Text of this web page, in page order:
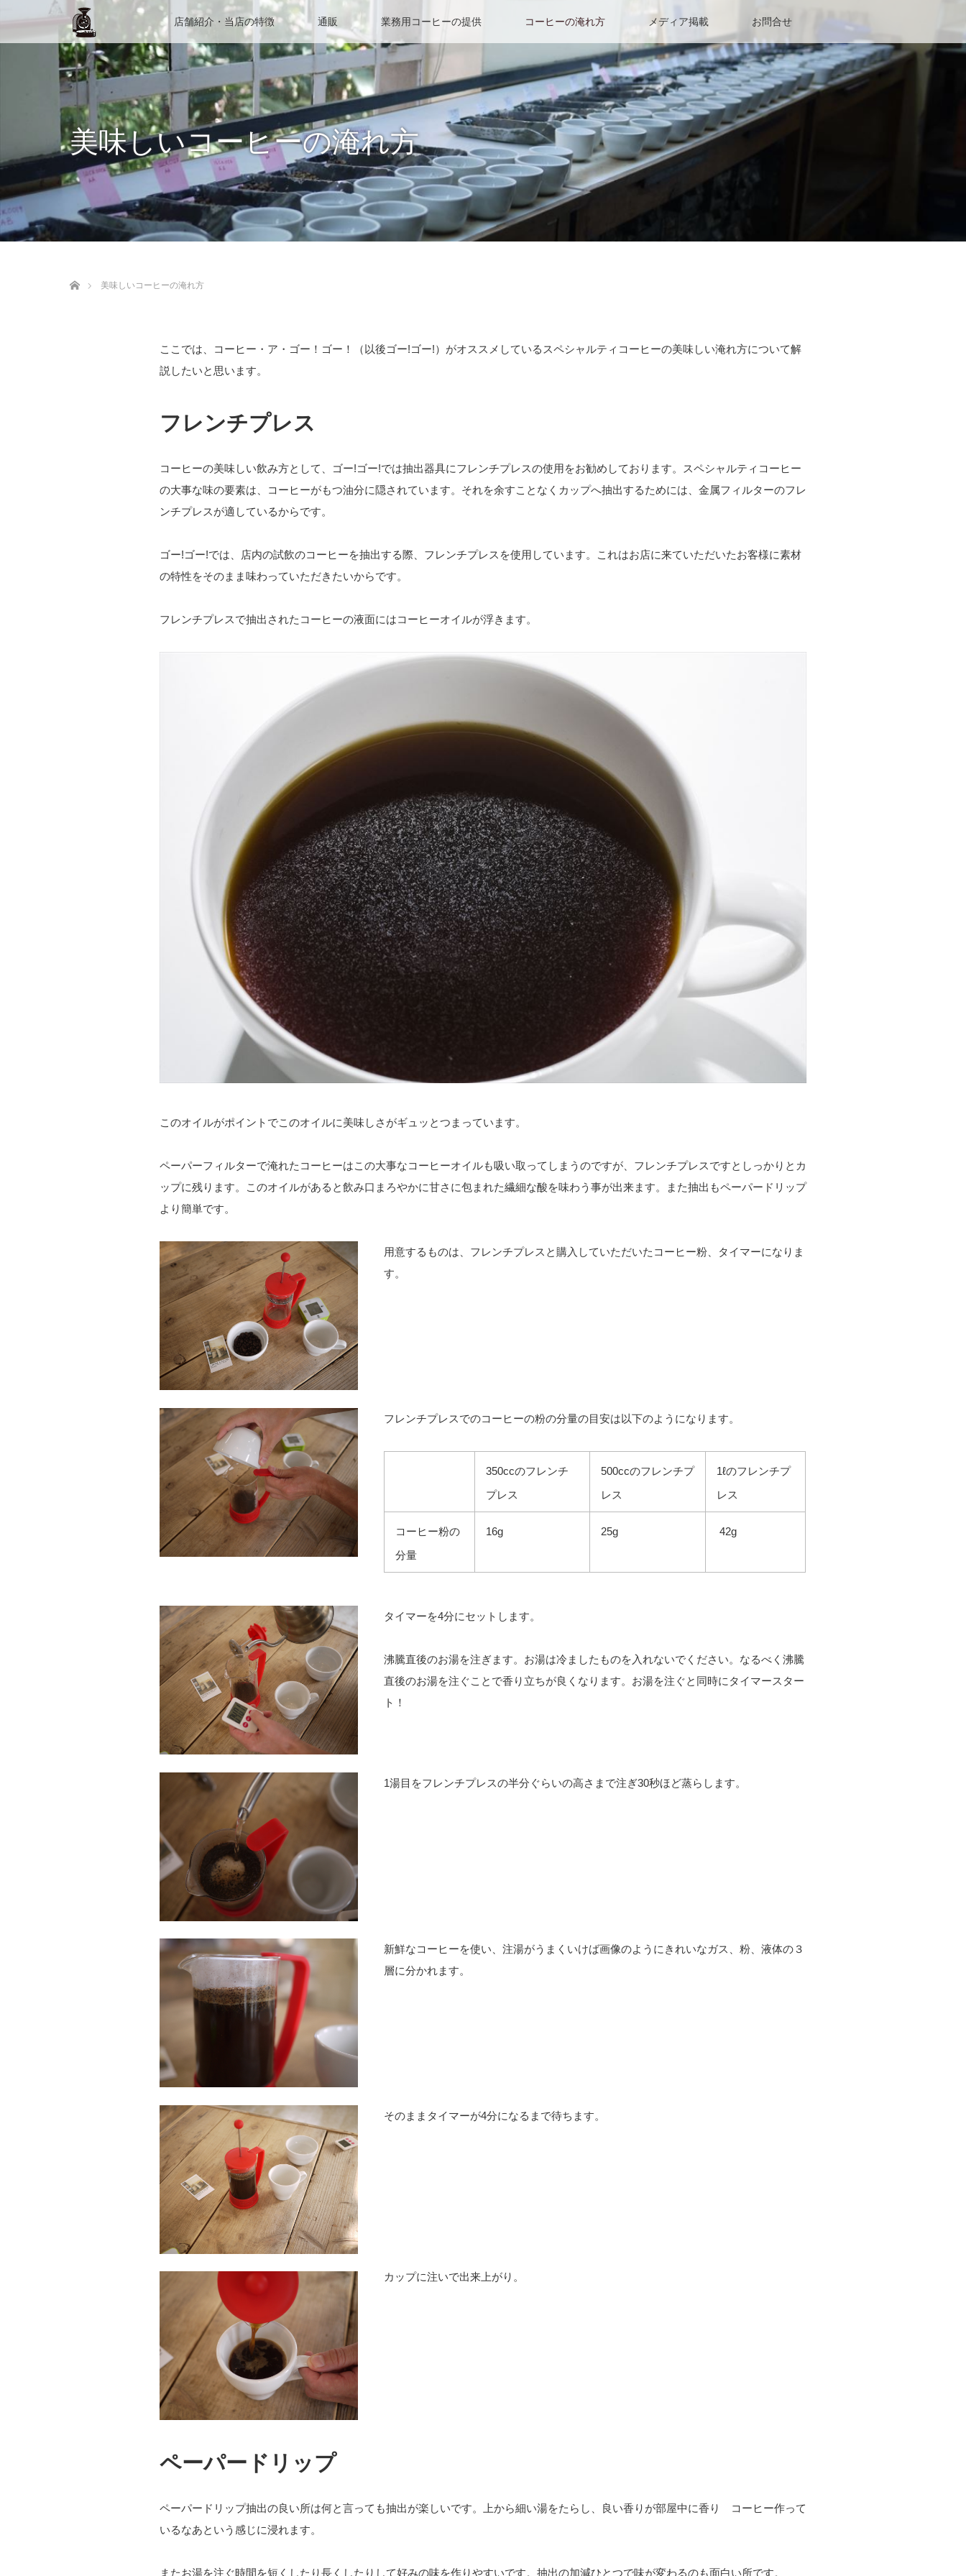
店舗紹介・当店の特徴 通販 業務用コーヒーの提供 コーヒーの淹れ方 メディア掲載 お問合せ
美味しいコーヒーの淹れ方
美味しいコーヒーの淹れ方
ここでは、コーヒー・ア・ゴー！ゴー！（以後ゴー!ゴー!）がオススメしているスペシャルティコーヒーの美味しい淹れ方について解
説したいと思います。
フレンチプレス
コーヒーの美味しい飲み方として、ゴー!ゴー!では抽出器具にフレンチプレスの使用をお勧めしております。スペシャルティコーヒー
の大事な味の要素は、コーヒーがもつ油分に隠されています。それを余すことなくカップへ抽出するためには、金属フィルターのフレ
ンチプレスが適しているからです。
ゴー!ゴー!では、店内の試飲のコーヒーを抽出する際、フレンチプレスを使用しています。これはお店に来ていただいたお客様に素材
の特性をそのまま味わっていただきたいからです。
フレンチプレスで抽出されたコーヒーの液面にはコーヒーオイルが浮きます。
このオイルがポイントでこのオイルに美味しさがギュッとつまっています。
ペーパーフィルターで淹れたコーヒーはこの大事なコーヒーオイルも吸い取ってしまうのですが、フレンチプレスですとしっかりとカ
ップに残ります。このオイルがあると飲み口まろやかに甘さに包まれた繊細な酸を味わう事が出来ます。また抽出もペーパードリップ
より簡単です。
用意するものは、フレンチプレスと購入していただいたコーヒー粉、タイマーになりま
す。
フレンチプレスでのコーヒーの粉の分量の目安は以下のようになります。
350ccのフレンチ
プレス
500ccのフレンチプ
レス
1ℓのフレンチプ
レス
コーヒー粉の
分量
16g 25g 42g
タイマーを4分にセットします。
沸騰直後のお湯を注ぎます。お湯は冷ましたものを入れないでください。なるべく沸騰
直後のお湯を注ぐことで香り立ちが良くなります。お湯を注ぐと同時にタイマースター
ト！
1湯目をフレンチプレスの半分ぐらいの高さまで注ぎ30秒ほど蒸らします。
新鮮なコーヒーを使い、注湯がうまくいけば画像のようにきれいなガス、粉、液体の３
層に分かれます。
そのままタイマーが4分になるまで待ちます。
カップに注いで出来上がり。
ペーパードリップ
ペーパードリップ抽出の良い所は何と言っても抽出が楽しいです。上から細い湯をたらし、良い香りが部屋中に香り コーヒー作って
いるなあという感じに浸れます。
またお湯を注ぐ時間を短くしたり長くしたりして好みの味を作りやすいです。抽出の加減ひとつで味が変わるのも面白い所です。